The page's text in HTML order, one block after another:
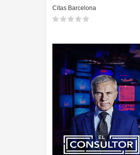
Citas Barcelona